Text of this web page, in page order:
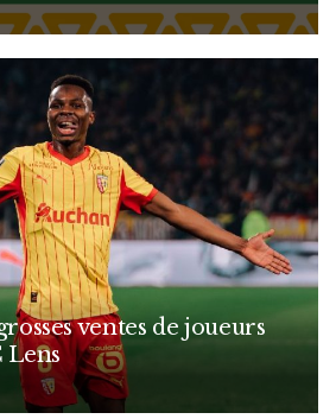
ventes de joueurs
Lens